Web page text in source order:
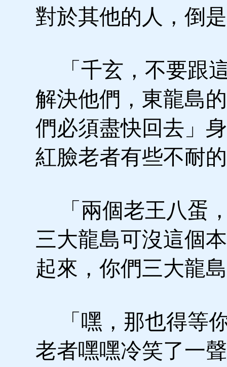
對於其他的人，倒
「千玄，不要跟
解決他們，東龍島
們必須盡快回去」
紅臉老者有些不耐
「兩個老王八蛋
三大龍島可沒這個
起來，你們三大龍
「嘿，那也得等
老者嘿嘿冷笑了一